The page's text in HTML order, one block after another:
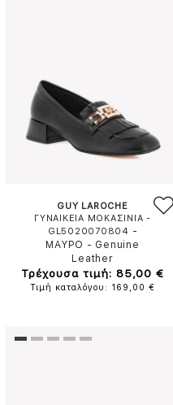
GUY LAROCHE
ΓΥΝΑΙΚΕΙΑ ΜΟΚΑΣΙΝΙΑ -
GL5020070804 -
ΜΑΥΡΟ - Genuine
Leather
Τρέχουσα τιμή: 85,00 €
Τιμή καταλόγου: 169,00 €